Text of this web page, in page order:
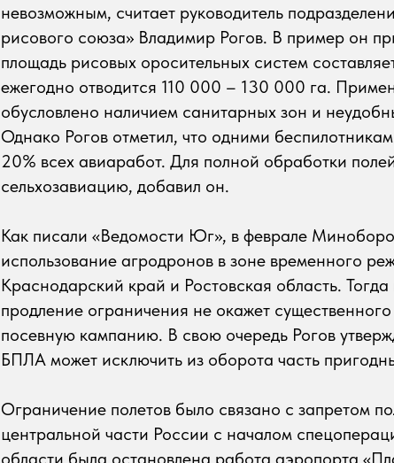
невозможным, считает руководитель
рисового союза» Владимир Рогов. В пример он
площадь рисовых оросительных систем
ежегодно отводится 110 000 – 130 000 га.
обусловлено наличием санитарных зон и
Однако Рогов отметил, что одними
20% всех авиаработ. Для полной обработки
сельхозавиацию, добавил он.
Как писали «Ведомости Юг», в феврале
использование агродронов в зоне временного
Краснодарский край и Ростовская область. Тогда
продление ограничения не окажет
посевную кампанию. В свою очередь Рогов
БПЛА может исключить из оборота часть
Ограничение полетов было связано с запретом
центральной части России с началом
области была остановлена работа аэропорта